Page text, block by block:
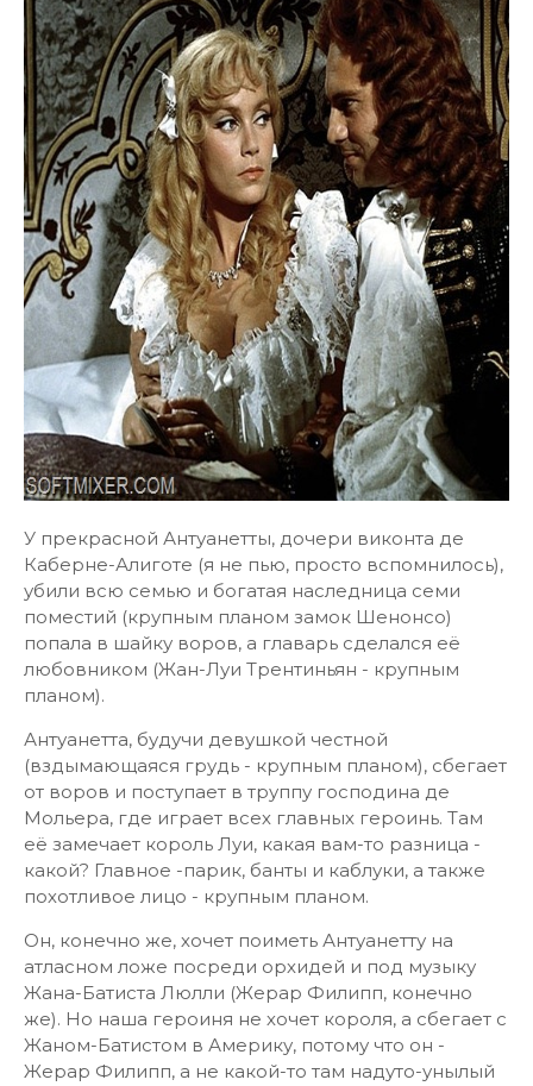
У прекрасной Антуанетты, дочери виконта де
Каберне-Алиготе (я не пью, просто вспомнилось),
убили всю семью и богатая наследница семи
поместий (крупным планом замок Шенонсо)
попала в шайку воров, а главарь сделался её
любовником (Жан-Луи Трентиньян - крупным
планом).
Антуанетта, будучи девушкой честной
(вздымающаяся грудь - крупным планом), сбегает
от воров и поступает в труппу господина де
Мольера, где играет всех главных героинь. Там
её замечает король Луи, какая вам-то разница -
какой? Главное -парик, банты и каблуки, а также
похотливое лицо - крупным планом.
Он, конечно же, хочет поиметь Антуанетту на
атласном ложе посреди орхидей и под музыку
Жана-Батиста Люлли (Жерар Филипп, конечно
же). Но наша героиня не хочет короля, а сбегает с
Жаном-Батистом в Америку, потому что он -
Жерар Филипп, а не какой-то там надуто-унылый